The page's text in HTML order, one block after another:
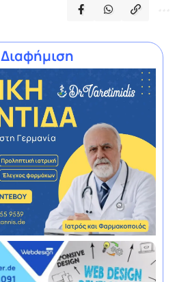
Διαφήμιση